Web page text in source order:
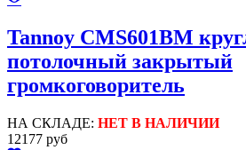
Tannoy CMS601BM
потолочный закрытый
громкоговоритель
НА СКЛАДЕ: НЕТ В НАЛИЧИИ
12177 руб